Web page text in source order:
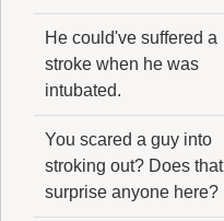
He could've suffered a
stroke when he was
intubated.
You scared a guy into
stroking out? Does that
surprise anyone here?